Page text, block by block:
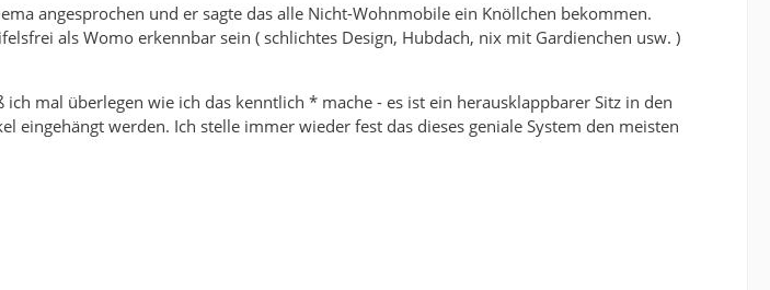
angesprochen und er sagte das alle Nicht-Wohnmobile ein Knöllchen bekommen.
als Womo erkennbar sein ( schlichtes Design, Hubdach, nix mit Gardienchen usw. )
mal überlegen wie ich das kenntlich * mache - es ist ein herausklappbarer Sitz in den
eingehängt werden. Ich stelle immer wieder fest das dieses geniale System den meisten